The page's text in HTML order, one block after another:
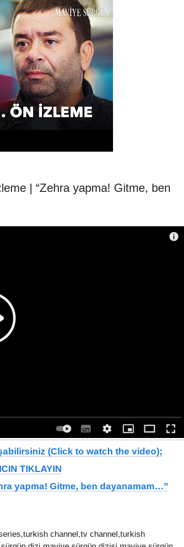
| “Zehra yapma! Gitme, ben
(Click to watch the video);
TIKLAYIN
yapma! Gitme, ben dayanamam…”
channel,tv channel,turkish